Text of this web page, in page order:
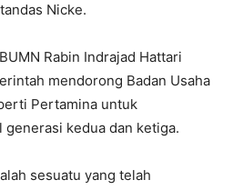
Nicke.
Rabin Indrajad Hattari
mendorong Badan Usaha
Pertamina untuk
kedua dan ketiga.
sesuatu yang telah